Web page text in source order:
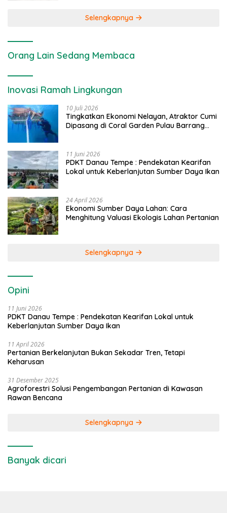
Selengkapnya
Orang Lain Sedang Membaca
Inovasi Ramah Lingkungan
10 Juli 2026
Tingkatkan Ekonomi Nelayan, Atraktor Cumi
Dipasang di Coral Garden Pulau Barrang
11 Juni 2026
PDKT Danau Tempe : Pendekatan Kearifan
Lokal untuk Keberlanjutan Sumber Daya Ikan
24 April 2026
Ekonomi Sumber Daya Lahan: Cara
Menghitung Valuasi Ekologis Lahan Pertanian
Selengkapnya
Opini
11 Juni 2026
PDKT Danau Tempe : Pendekatan Kearifan Lokal untuk
Keberlanjutan Sumber Daya Ikan
11 April 2026
Pertanian Berkelanjutan Bukan Sekadar Tren, Tetapi
Keharusan
31 Desember 2025
Agroforestri Solusi Pengembangan Pertanian di Kawasan
Rawan Bencana
Selengkapnya
Banyak dicari